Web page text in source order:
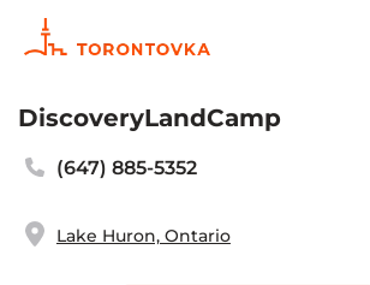
DiscoveryLandCamp
(647) 885-5352
Lake Huron, Ontario